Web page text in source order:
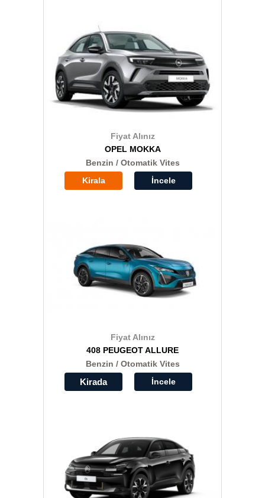
Fiyat Alınız
OPEL MOKKA
Benzin / Otomatik Vites
Kirala
İncele
Fiyat Alınız
408 PEUGEOT ALLURE
Benzin / Otomatik Vites
Kirada İncele